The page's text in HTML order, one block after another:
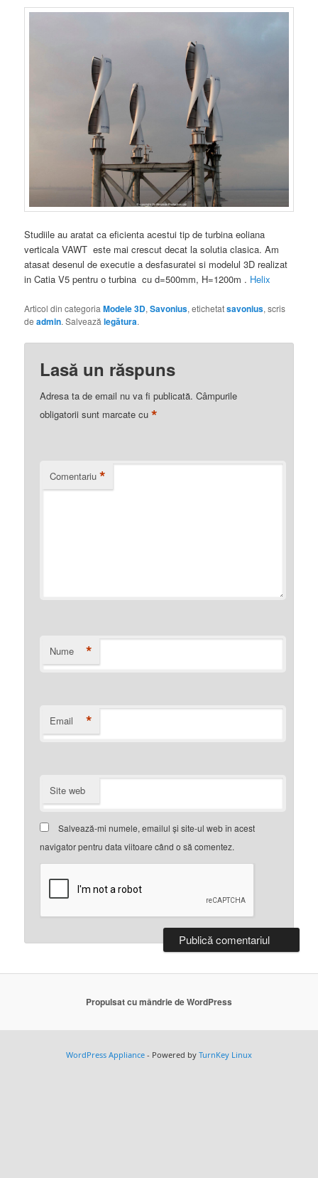
Studiile au aratat ca eficienta acestui tip de turbina eoliana
verticala VAWT este mai crescut decat la solutia clasica. Am
atasat desenul de executie a desfasuratei si modelul 3D realizat
in Catia V5 pentru o turbina cu d=500mm, H=1200m . Helix
Articol din categoriaModele 3D,Savonius, etichetatsavonius, scris
deadmin. Salveazălegătura.
Lasă un răspuns
Adresa ta de email nu va fi publicată. Câmpurile
obligatorii sunt marcate cu*
Comentariu *
Nume *
Email *
Site web
Salvează-mi numele, emailul și site-ul web în acest
navigator pentru data viitoare când o să comentez.
Propulsat cu mândrie de WordPress
WordPress Appliance - Powered by TurnKey Linux